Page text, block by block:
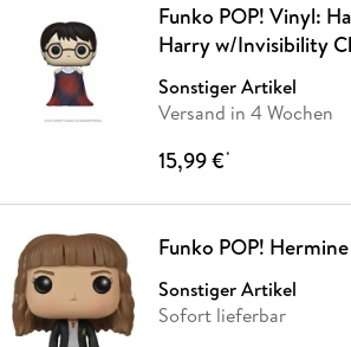
Funko POP! Vinyl:
Harry w/Invisibility
Sonstiger Artikel
Versand in 4 Wochen
15,99 €*
Funko POP!
Sonstiger Artikel
Sofort lieferbar